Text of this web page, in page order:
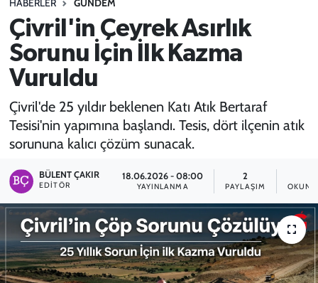
HABERLER GÜNDEM
Çivril'in Çeyrek Asırlık
Sorunu İçin İlk Kazma
Vuruldu
Çivril'de 25 yıldır beklenen Katı Atık Bertaraf
Tesisi'nin yapımına başlandı. Tesis, dört ilçenin atık
sorununa kalıcı çözüm sunacak.
BÜLENT ÇAKIR
EDITÖR
18.06.2026 - 08:00
YAYINLANMA
2
PAYLAŞIM
SPOR
TEKNOLOJİ
YAŞAM